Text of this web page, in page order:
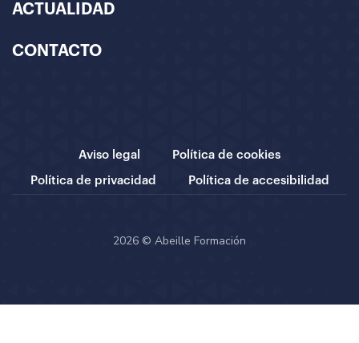
ACTUALIDAD
CONTACTO
Aviso legal Política de cookies
Política de privacidad Política de accesibilidad
2026 © Abeille Formación